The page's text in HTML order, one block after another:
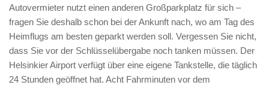
Autovermieter nutzt einen anderen Großparkplatz für sich –
fragen Sie deshalb schon bei der Ankunft nach, wo am Tag des
Heimflugs am besten geparkt werden soll. Vergessen Sie nicht,
dass Sie vor der Schlüsselübergabe noch tanken müssen. Der
Helsinkier Airport verfügt über eine eigene Tankstelle, die täglich
24 Stunden geöffnet hat. Acht Fahrminuten vor dem